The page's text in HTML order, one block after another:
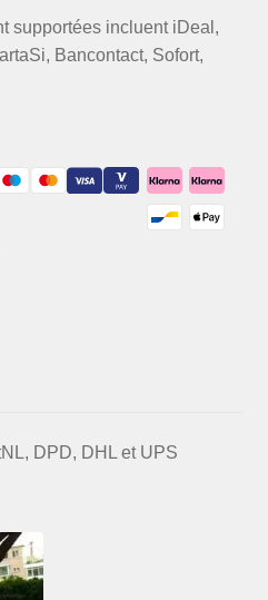
supportées incluent iDeal,
Bancontact, Sofort,
DPD, DHL et UPS